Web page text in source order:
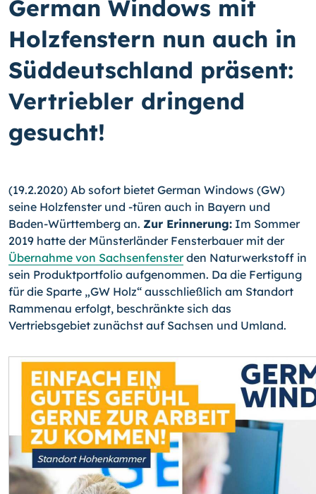
German Windows mit
Holzfenstern nun auch in
Süddeutschland präsent:
Vertriebler dringend
gesucht!
(19.2.2020) Ab sofort bietet German Windows (GW)
seine Holzfenster und -türen auch in Bayern und
Baden-Württemberg an. Zur Erinnerung: Im Sommer
2019 hatte der Münsterländer Fensterbauer mit der
Übernahme von Sachsenfensterden Naturwerkstoff in
sein Produktportfolio aufgenommen. Da die Fertigung
für die Sparte „GW Holz“ ausschließlich am Standort
Rammenau erfolgt, beschränkte sich das
Vertriebsgebiet zunächst auf Sachsen und Umland.